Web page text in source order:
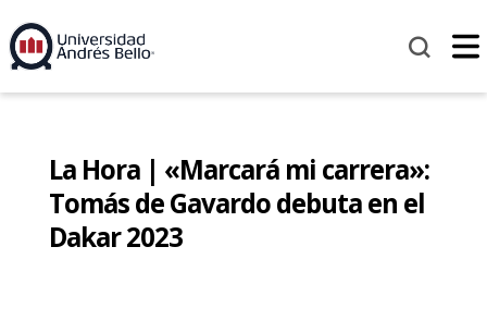
La Hora | «Marcará mi carrera»:
Tomás de Gavardo debuta en el
Dakar 2023